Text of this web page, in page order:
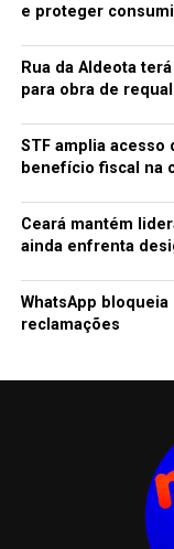
e proteger
Rua da Aldeota
para obra de
STF amplia acesso
benefício fiscal na
Ceará mantém
ainda enfrenta
WhatsApp
reclamações